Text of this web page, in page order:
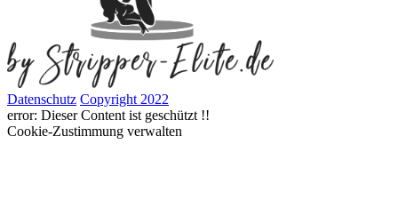
Datenschutz Copyright 2022
error: Dieser Content ist geschützt !!
Cookie-Zustimmung verwalten